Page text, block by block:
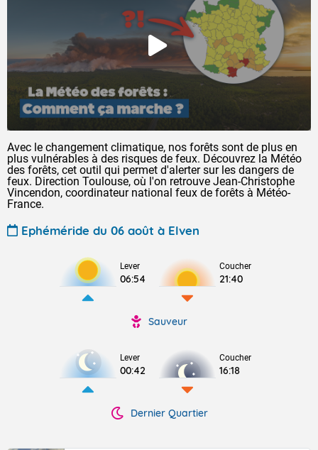
Avec le changement climatique, nos forêts sont de plus en
plus vulnérables à des risques de feux. Découvrez la Météo
des forêts, cet outil qui permet d'alerter sur les dangers de
feux. Direction Toulouse, où l'on retrouve Jean-Christophe
Vincendon, coordinateur national feux de forêts à Météo-
France.
Ephéméride du 06 août à Elven
Lever
06:54
Coucher
21:40
Sauveur
Lever
00:42
Coucher
16:18
Dernier Quartier